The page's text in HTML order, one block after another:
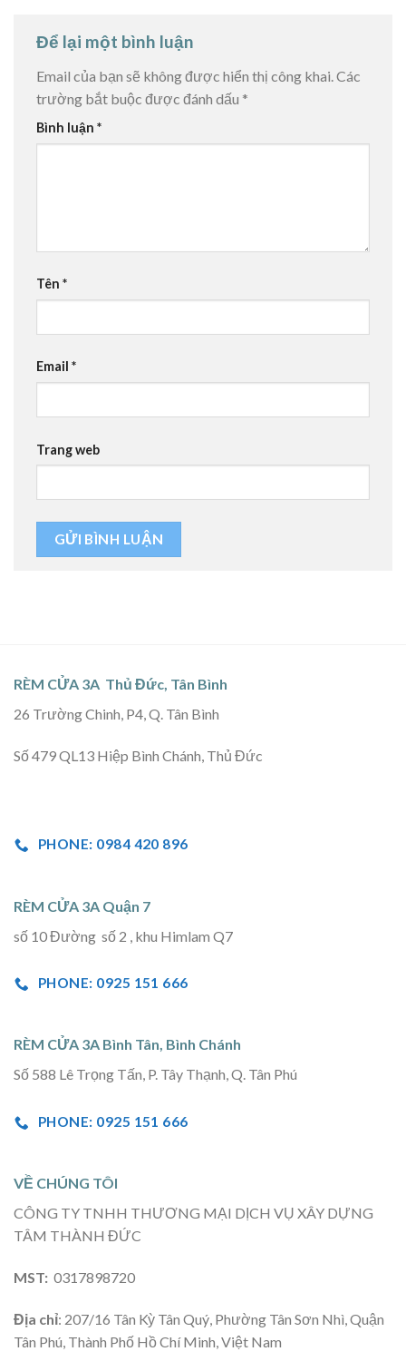
Để lại một bình luận
Email của bạn sẽ không được hiển thị công khai.Các
trường bắt buộc được đánh dấu *
Bình luận *
Tên *
Email *
Trang web
RÈM CỬA 3A Thủ Đức, Tân Bình
26 Trường Chinh, P4, Q. Tân Bình
Số 479 QL13 Hiệp Bình Chánh, Thủ Đức
PHONE: 0984 420 896
RÈM CỬA 3A Quận 7
số 10 Đường số 2 , khu Himlam Q7
PHONE: 0925 151 666
RÈM CỬA 3A Bình Tân, Bình Chánh
Số 588 Lê Trọng Tấn, P. Tây Thạnh, Q. Tân Phú
PHONE: 0925 151 666
VỀ CHÚNG TÔI
CÔNG TY TNHH THƯƠNG MẠI DỊCH VỤ XÂY DỰNG
TÂM THÀNH ĐỨC
MST: 0317898720
Địa chỉ: 207/16 Tân Kỳ Tân Quý, Phường Tân Sơn Nhì, Quận
Tân Phú, Thành Phố Hồ Chí Minh, Việt Nam